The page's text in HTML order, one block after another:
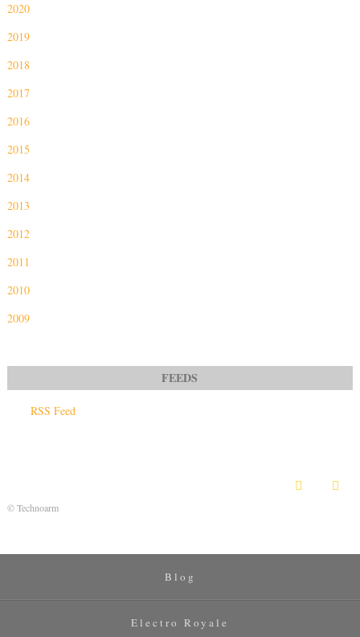
2020
2019
2018
2017
2016
2015
2014
2013
2012
2011
2010
2009
RSS Feed
© Technoarm
Blog
Electro Royale